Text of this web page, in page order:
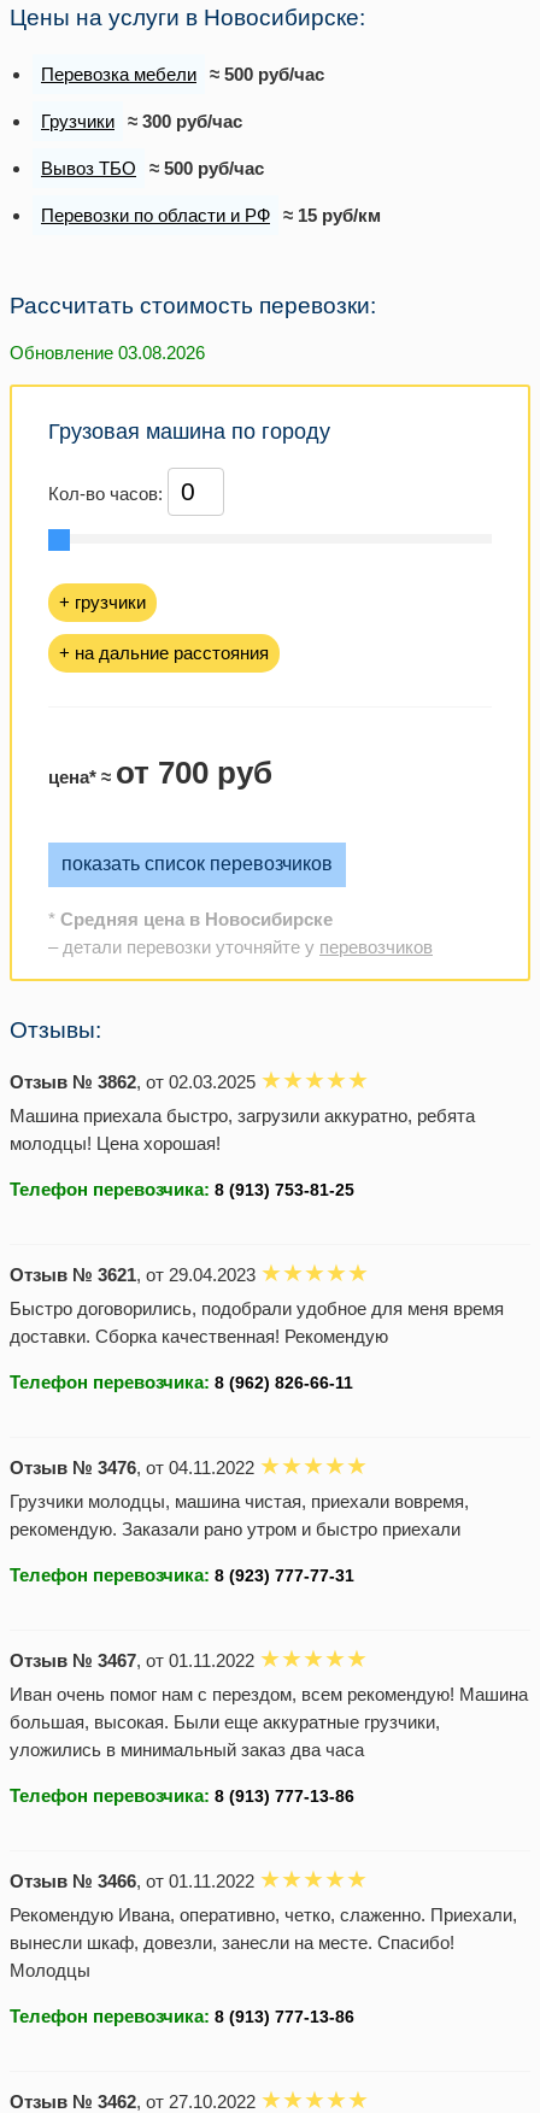
Цены на услуги в Новосибирске:
Перевозка мебели ≈ 500 руб/час
Грузчики ≈ 300 руб/час
Вывоз ТБО ≈ 500 руб/час
Перевозки по области и РФ ≈ 15 руб/км
Рассчитать стоимость перевозки:
Обновление 03.08.2026
Грузовая машина по городу
Кол-во часов:
+ грузчики
+ на дальние расстояния
цена* ≈ от 700 руб
показать список перевозчиков
* Средняя цена в Новосибирске
– детали перевозки уточняйте у перевозчиков
Отзывы:
Отзыв № 3862, от 02.03.2025
Машина приехала быстро, загрузили аккуратно, ребята
молодцы! Цена хорошая!
Телефон перевозчика:
Отзыв № 3621, от 29.04.2023
Быстро договорились, подобрали удобное для меня время
доставки. Сборка качественная! Рекомендую
Телефон перевозчика:
Отзыв № 3476, от 04.11.2022
Грузчики молодцы, машина чистая, приехали вовремя,
рекомендую. Заказали рано утром и быстро приехали
Телефон перевозчика:
Отзыв № 3467, от 01.11.2022
Иван очень помог нам с перездом, всем рекомендую! Машина
большая, высокая. Были еще аккуратные грузчики,
уложились в минимальный заказ два часа
Телефон перевозчика:
Отзыв № 3466, от 01.11.2022
Рекомендую Ивана, оперативно, четко, слаженно. Приехали,
вынесли шкаф, довезли, занесли на месте. Спасибо!
Молодцы
Телефон перевозчика:
Отзыв № 3462, от 27.10.2022